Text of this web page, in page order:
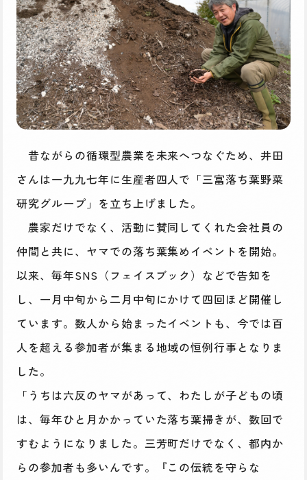
昔ながらの循環型農業を未来へつなぐため、井田
さんは一九九七年に生産者四人で「三富落ち葉野菜
研究グループ」を立ち上げました。
農家だけでなく、活動に賛同してくれた会社員の
仲間と共に、ヤマでの落ち葉集めイベントを開始。
以来、毎年SNS（フェイスブック）などで告知を
し、一月中旬から二月中旬にかけて四回ほど開催し
ています。数人から始まったイベントも、今では百
人を超える参加者が集まる地域の恒例行事となりま
した。
「うちは六反のヤマがあって、わたしが子どもの頃
は、毎年ひと月かかっていた落ち葉掃きが、数回で
すむようになりました。三芳町だけでなく、都内か
らの参加者も多いんです。『この伝統を守らな